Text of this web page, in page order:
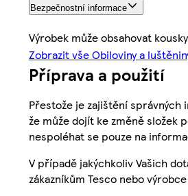
Bezpečnostní informace
Výrobek může obsahovat
Zobrazit vše Obiloviny a
Příprava a použití
Přestože je zajištění
že může dojít ke změně složek
nespoléhat se pouze na
V případě jakýchkoliv Vašich
zákazníkům Tesco nebo